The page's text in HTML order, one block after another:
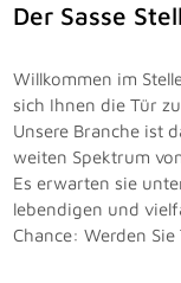
Der Sasse
Willkommen im
sich Ihnen die Tür
Unsere Branche ist
weiten Spektrum
Es erwarten sie
lebendigen und
Chance: Werden Sie